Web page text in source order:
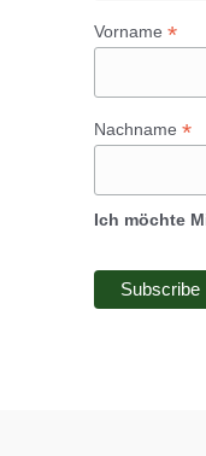
Vorname*
Nachname*
Ich möchte